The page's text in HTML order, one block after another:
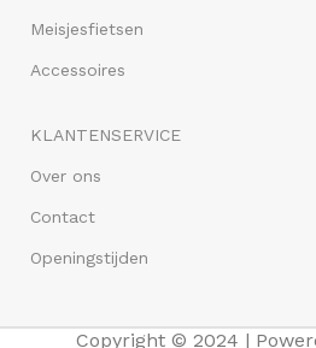
Meisjesfietsen
Accessoires
KLANTENSERVICE
Over ons
Contact
Openingstijden
Copyright © 2024 |